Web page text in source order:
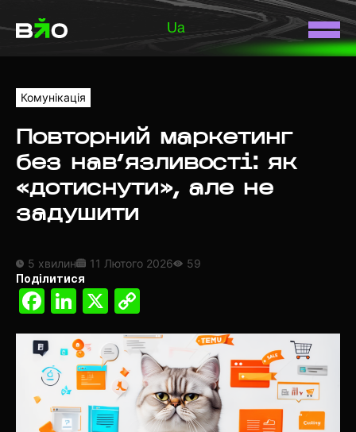
Ua
Комунікація
Повторний маркетинг
без нав’язливості: як
«дотиснути», але не
задушити
5 хвилин 11 Лютого 2026 59
Поділитися
Facebook
LinkedIn
X
Link